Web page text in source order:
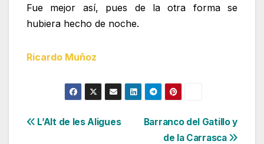
Fue mejor así, pues de la otra forma se
hubiera hecho de noche.
Ricardo Muñoz
Navegación
Barranco del Gatillo y
de la Carrasca
L’Alt de les Aligues